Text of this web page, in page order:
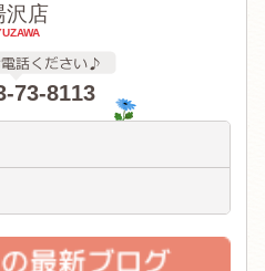
沢店
73-8113